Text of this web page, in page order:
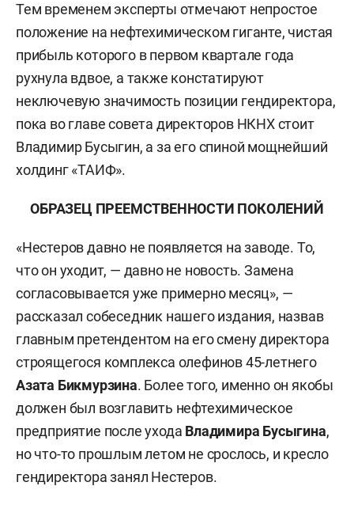
Тем временем эксперты отмечают непростое
положение на нефтехимическом гиганте, чистая
прибыль которого в первом квартале года
рухнула вдвое, а также констатируют
неключевую значимость позиции гендиректора,
пока во главе совета директоров НКНХ стоит
Владимир Бусыгин, а за его спиной мощнейший
холдинг «ТАИФ».
ОБРАЗЕЦ ПРЕЕМСТВЕННОСТИ ПОКОЛЕНИЙ
«Нестеров давно не появляется на заводе. То,
что он уходит, — давно не новость. Замена
согласовывается уже примерно месяц», —
рассказал собеседник нашего издания, назвав
главным претендентом на его смену директора
строящегося комплекса олефинов 45-летнего
Азата Бикмурзина. Более того, именно он якобы
должен был возглавить нефтехимическое
предприятие после ухода Владимира Бусыгина,
но что-то прошлым летом не срослось, и кресло
гендиректора занял Нестеров.